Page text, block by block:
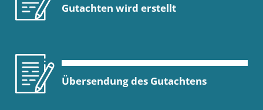
Gutachten wird erstellt
Übersendung des Gutachtens